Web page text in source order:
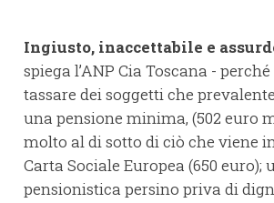
Ingiusto, inaccettabile e
spiega l’ANP Cia Toscana -
tassare dei soggetti che
una pensione minima, (502 euro
molto al di sotto di ciò che viene
Carta Sociale Europea (650 euro);
pensionistica persino priva di